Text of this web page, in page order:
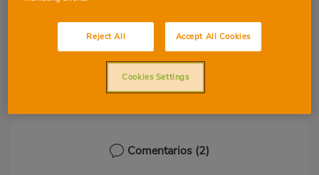
Mezclar y comer
En un bol, mezclar arándanos, kéfir y
cereales integrales
Comentarios (2)
Reject All Accept All Cookies
Cookies Settings